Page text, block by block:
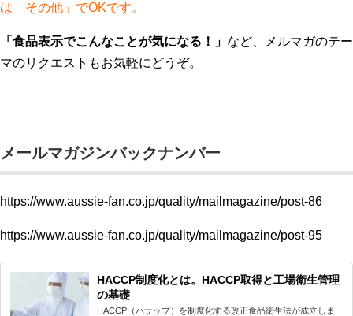
は「その他」でOKです。
「食品表示でこんなことが気になる！」 など、メルマガのテー
マのリクエストもお気軽にどうぞ。
メールマガジンバックナンバー
https://www.aussie-fan.co.jp/quality/mailmagazine/post-86
https://www.aussie-fan.co.jp/quality/mailmagazine/post-95
HACCP制度化とは。HACCP取得と工場衛生管理
の基礎
HACCP（ハサップ）を制度化する改正食品衛生法が成立しま